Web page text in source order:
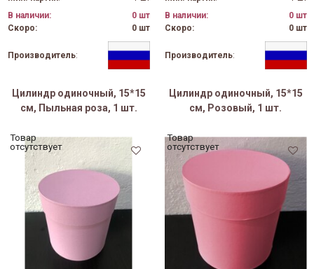
В наличии:
0 шт
Скоро:
0 шт
Производитель:
В наличии:
0 шт
Скоро:
0 шт
Производитель:
Цилиндр одиночный, 15*15
см, Пыльная роза, 1 шт.
Товар
отсутствует
Цилиндр одиночный, 15*15
см, Розовый, 1 шт.
Товар
отсутствует